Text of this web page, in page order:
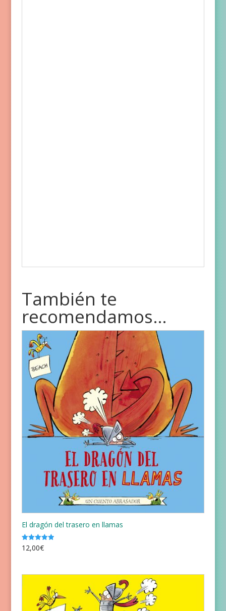
También te
recomendamos…
El dragón del trasero en llamas
Valorado
con
12,00€